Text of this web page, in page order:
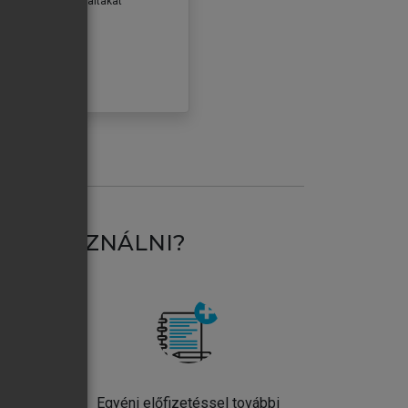
HASZNÁLNI?
Egyéni előfizetéssel további